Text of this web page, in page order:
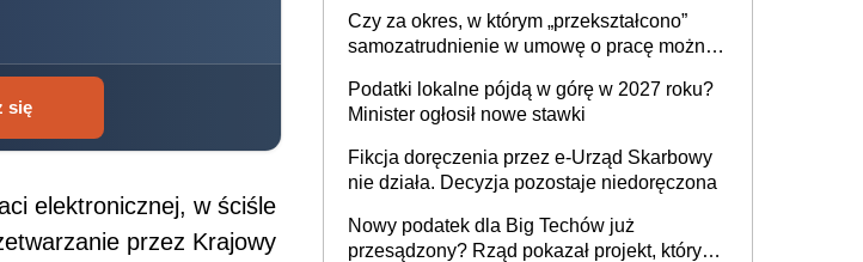
się
elektronicznej, w ściśle
przez Krajowy
budynków i lokali związanych z
prowadzeniem działalności gospodarczej
Czy za okres, w którym „przekształcono”
samozatrudnienie w umowę o pracę można
umowy cywilnoprawnej jedynym
racjonalnym wyjściem
Podatki lokalne pójdą w górę w 2027 roku?
Minister ogłosił nowe stawki
Fikcja doręczenia przez e-Urząd Skarbowy
nie działa. Decyzja pozostaje niedoręczona
Nowy podatek dla Big Techów już
przesądzony? Rząd pokazał projekt, który